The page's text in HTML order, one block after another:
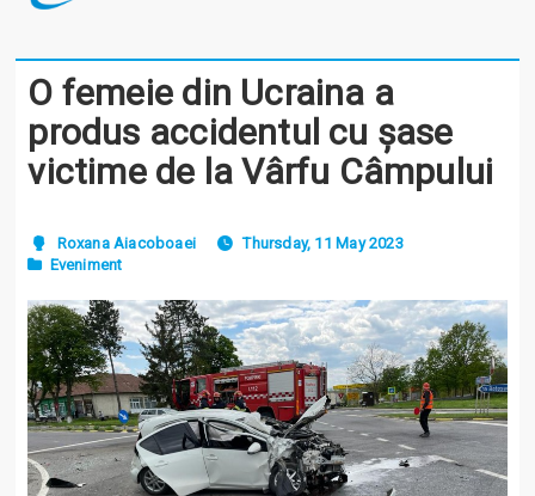
O femeie din Ucraina a
produs accidentul cu șase
victime de la Vârfu Câmpului
Roxana Aiacoboaei
Thursday, 11 May 2023
Eveniment